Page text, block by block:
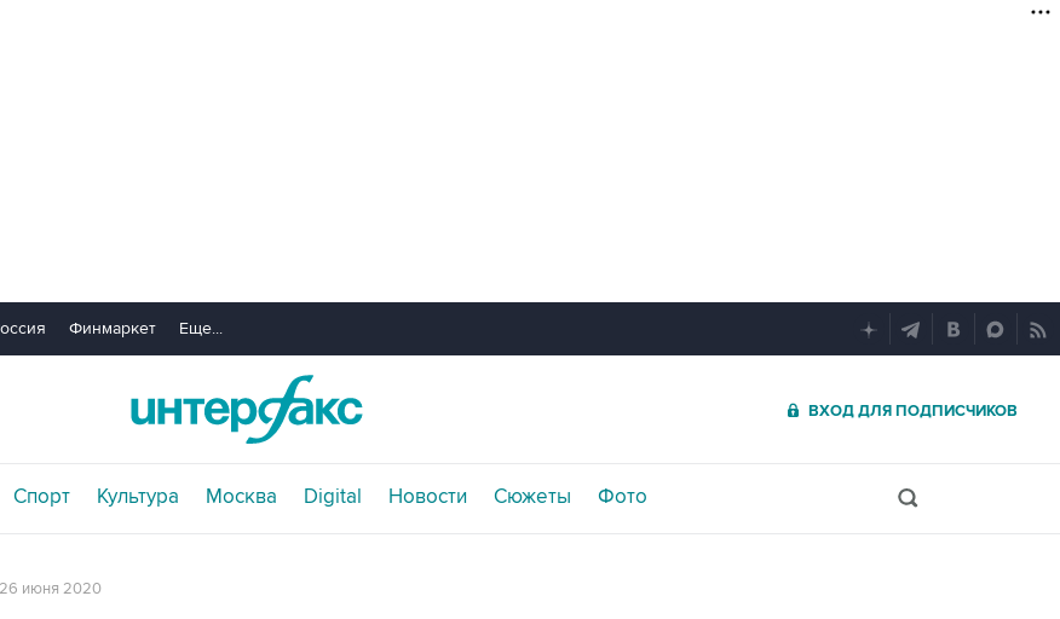
Финмаркет Еще...
ВХОД ДЛЯ ПОДПИСЧИКОВ
Спорт Культура Москва Digital Новости Сюжеты Фото
26 июня 2020